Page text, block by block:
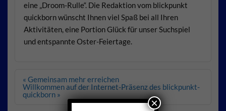
eine „Droom-Rulle“. Die Redaktion vom blickpunkt
quickborn wünscht Ihnen viel Spaß bei all Ihren
Aktivitäten, eine Portion Glück für unser Suchspiel
und entspannte Oster-Feiertage.
Beitragsnavigation
« Gemeinsam mehr erreichen
Willkommen auf der Internet-Präsenz des blickpunkt-
quickborn »
×